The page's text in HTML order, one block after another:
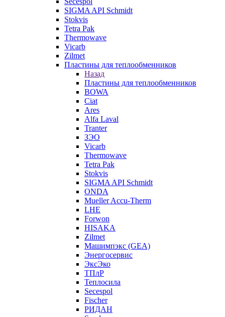
SIGMA API Schmidt
Stokvis
Tetra Pak
Thermowave
Vicarb
Zilmet
Пластины для теплообменников
Назад
Пластины для теплообменников
BOWA
Ciat
Ares
Alfa Laval
Tranter
ЗЭО
Vicarb
Thermowave
Tetra Pak
Stokvis
SIGMA API Schmidt
ONDA
Mueller Accu-Therm
LHE
Forwon
HISAKA
Zilmet
Машимпэкс (GEA)
Энергосервис
ЭксЭко
ТПлР
Теплосила
Secespol
Fischer
РИДАН